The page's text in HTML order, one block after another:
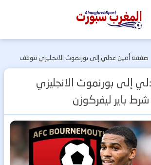
المغرب
صفقة أمين عدلي إلى بورنموث الانجليزي تتوقف
إلى بورنموث الانجليزي
باير ليفركوزن